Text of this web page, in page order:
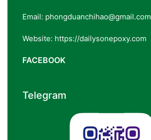
Email: phongduanchihao@gmail.com
Website: https://dailysonepoxy.com
FACEBOOK
Telegram